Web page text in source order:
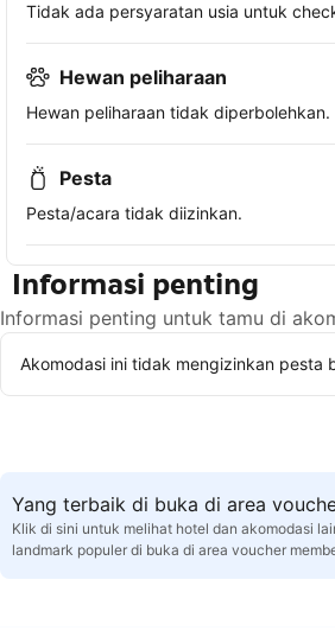
Tidak ada persyaratan usia untuk
Hewan peliharaan
Hewan peliharaan tidak diperbolehkan.
Pesta
Pesta/acara tidak diizinkan.
Informasi penting
Informasi penting untuk tamu di
Akomodasi ini tidak mengizinkan pesta
Yang terbaik di buka di area
Klik di sini untuk melihat hotel dan akomodasi
landmark populer di buka di area voucher